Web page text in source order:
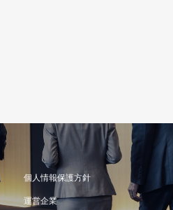
個人情報保護方針
運営企業